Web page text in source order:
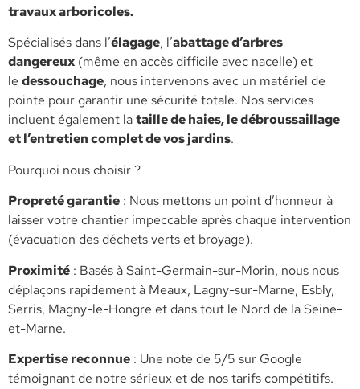
travaux arboricoles.
​Spécialisés dans l’élagage, l’abattage d’arbres
dangereux (même en accès difficile avec nacelle) et
le dessouchage, nous intervenons avec un matériel de
pointe pour garantir une sécurité totale. Nos services
incluent également lataille de haies, le débroussaillage
et l’entretien complet de vos jardins.
​Pourquoi nous choisir ?
​Propreté garantie : Nous mettons un point d’honneur à
laisser votre chantier impeccable après chaque intervention
(évacuation des déchets verts et broyage).
​Proximité : Basés à Saint-Germain-sur-Morin, nous nous
déplaçons rapidement à Meaux, Lagny-sur-Marne, Esbly,
Serris, Magny-le-Hongre et dans tout le Nord de la Seine-
et-Marne.
​Expertise reconnue : Une note de 5/5 sur Google
témoignant de notre sérieux et de nos tarifs compétitifs.